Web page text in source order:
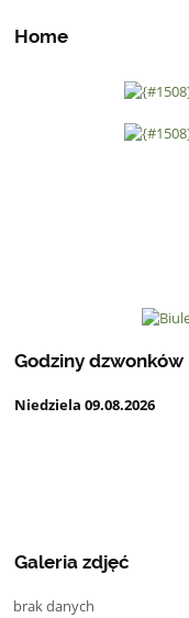
Home
Godziny dzwonków
Niedziela 09.08.2026
Galeria zdjęć
brak danych